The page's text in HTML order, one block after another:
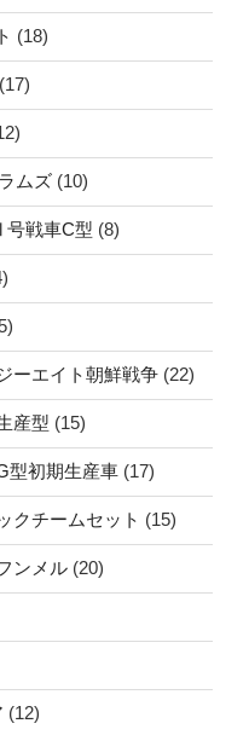
(18)
(17)
ムズ (10)
戦車C型 (8)
エイト朝鮮戦争 (22)
産型 (15)
初期生産車 (17)
チームセット (15)
ンメル (20)
(12)